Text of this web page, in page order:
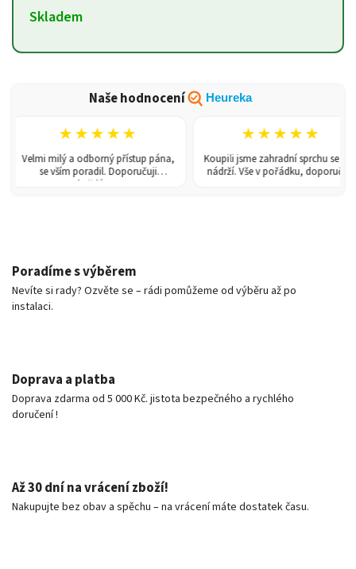
Skladem
Naše hodnocení Heureka
★★★★★
Velmi milý a odborný přístup pána,
se vším poradil. Doporučuji
každému!
★★★★★
Koupili jsme zahradní sprchu se 150l
nádrží. Vše v pořádku, doporučuji.
Poradíme s výběrem
Nevíte si rady? Ozvěte se – rádi pomůžeme od výběru až po
instalaci.
Doprava a platba
Doprava zdarma od 5 000 Kč. jistota bezpečného a rychlého
doručení !
Až 30 dní na vrácení zboží!
Nakupujte bez obav a spěchu – na vrácení máte dostatek času.